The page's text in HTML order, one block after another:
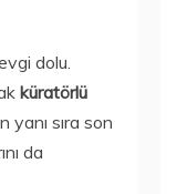
dolu.
küratörlü
sıra son
da